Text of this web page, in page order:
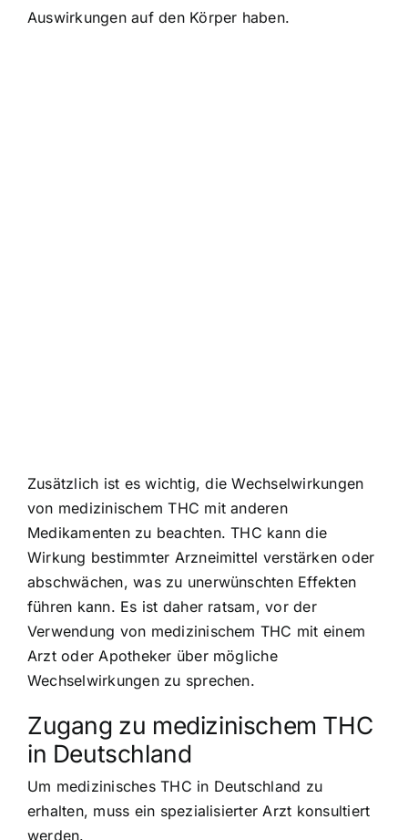
Auswirkungen auf den Körper haben.
Zusätzlich ist es wichtig, die Wechselwirkungen
von medizinischem THC mit anderen
Medikamenten zu beachten. THC kann die
Wirkung bestimmter Arzneimittel verstärken oder
abschwächen, was zu unerwünschten Effekten
führen kann. Es ist daher ratsam, vor der
Verwendung von medizinischem THC mit einem
Arzt oder Apotheker über mögliche
Wechselwirkungen zu sprechen.
Zugang zu medizinischem THC
in Deutschland
Um medizinisches THC in Deutschland zu
erhalten, muss ein spezialisierter Arzt konsultiert
werden.